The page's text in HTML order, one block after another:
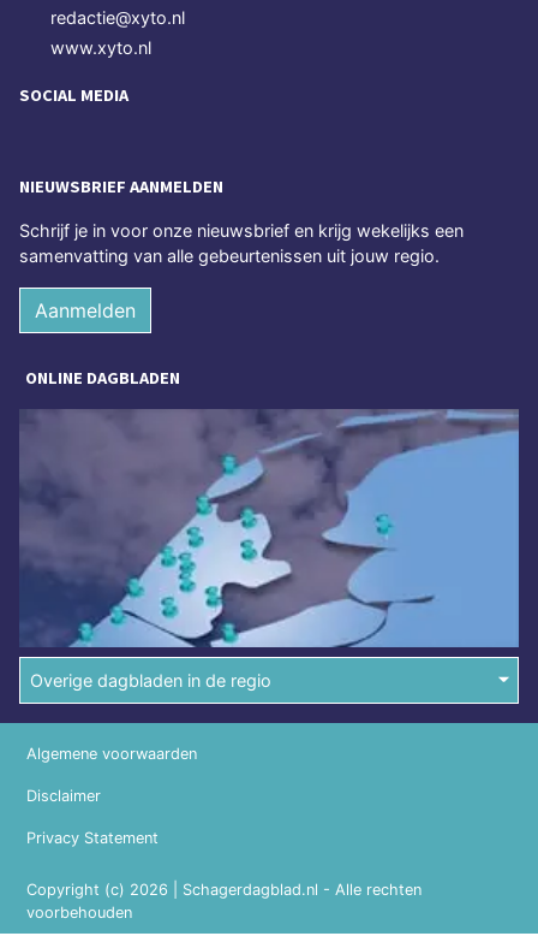
redactie@xyto.nl
www.xyto.nl
SOCIAL MEDIA
NIEUWSBRIEF AANMELDEN
Schrijf je in voor onze nieuwsbrief en krijg wekelijks een
samenvatting van alle gebeurtenissen uit jouw regio.
Aanmelden
ONLINE DAGBLADEN
Overige dagbladen in de regio
Copyright (c) 2026 | Schagerdagblad.nl - Alle rechten
voorbehouden
Algemene voorwaarden
Disclaimer
Privacy Statement